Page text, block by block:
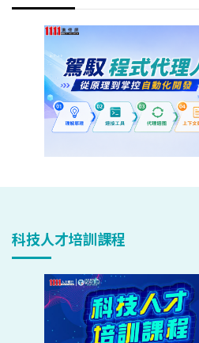
科技人才培訓課程